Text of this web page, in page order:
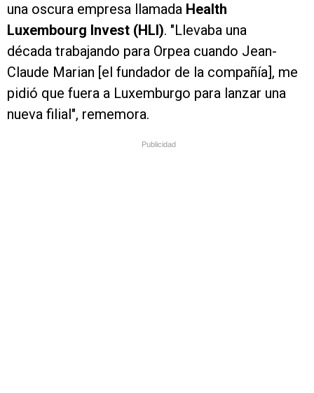
una oscura empresa llamada Health
Luxembourg Invest (HLI). "Llevaba una
década trabajando para Orpea cuando Jean-
Claude Marian [el fundador de la compañía], me
pidió que fuera a Luxemburgo para lanzar una
nueva filial", rememora.
Publicidad